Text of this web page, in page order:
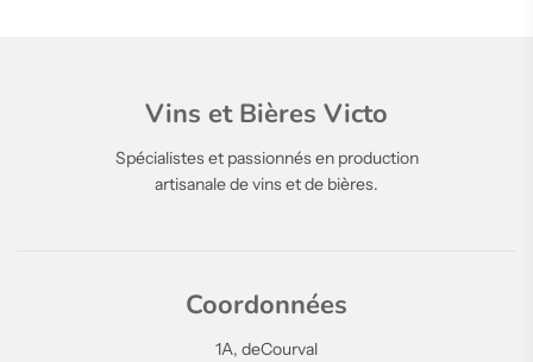
Vins et Bières Victo
Spécialistes et passionnés en production
artisanale de vins et de bières.
Coordonnées
1A, deCourval